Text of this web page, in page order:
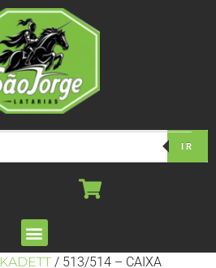
IR
KADETT / 513/514 – CAIXA